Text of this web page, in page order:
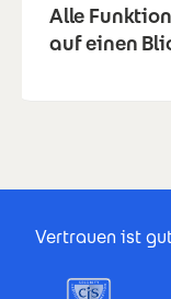
Alle
auf einen
Vertrauen ist